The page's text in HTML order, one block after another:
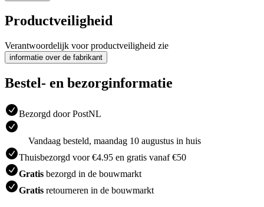
Productveiligheid
Verantwoordelijk voor productveiligheid zie
informatie over de fabrikant
Bestel- en bezorginformatie
Bezorgd door PostNL
Vandaag besteld, maandag 10 augustus in huis
Thuisbezorgd voor €4.95 en gratis vanaf €50
Gratis bezorgd in de bouwmarkt
Gratis retourneren in de bouwmarkt